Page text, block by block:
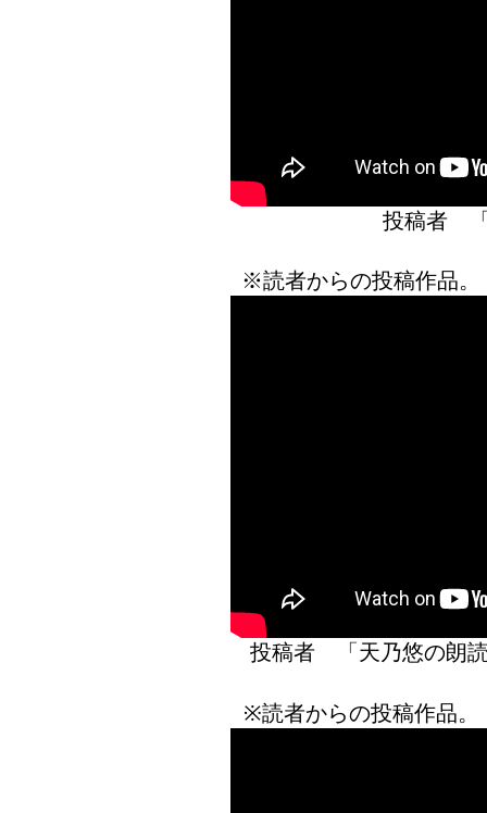
投稿者
※読者からの投稿作品
投稿者 「天乃悠の
※読者からの投稿作品